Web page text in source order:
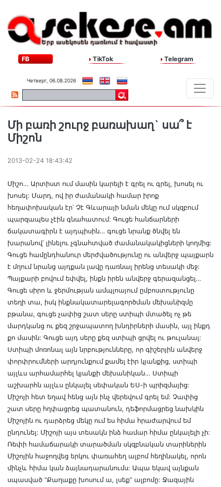
FB TikTok Telegram
Четверг, 06.08.2026
Մի բառի շուրջ բառախաղ` սա՞ է
Միշոն
2013-02-24 18:43:42
Միշո… Արտիստ ում մասին կարելի է գրել ու գրել, խոսել ու
խոսել: Մարդ, ով իր ժամանակի համար իրոք
հեղափոխական էր՝ Չէ Գևարայի նման մեկը ում սկզբում
պարզապես չէին գնահատում: Գուցե հանճարների
ճակատագիրն է այդպիսին… գուցե նրանք ծնվել են
խարանով՝ լինելու չգնահտված ժամանակակիցների կողմից:
Գուցե համընդհանուր մերժվածությունը ու անվերջ պայքարն
է մղում նրանց այդքան լավը դառնալ իրենց տեսակի մեջ:
Պայքարի բովում եփվել, ինքն իրեն անվերջ գերազանցել…
Գուցե սիրո և ջերմության ամպլոայում ըմբոստությունը
տեղի տա, իսկ ինքնակատարելագործման մեխանիզմը
բթանա, գուցե չափից շատ սերը ստիպի մտածել ոչ թե
մարդկանց ու քեզ շրջապատող խնդիրների մասին, այլ ինքդ
քո մասին: Գուցե այդ սերը քեզ ստիպի ցրվել ու թուլանալ:
Ստիպի մոռոնալ այն նրբությունները, որ գիշերյին անվերջ
փորփրումների արդյունքում քամել էիր կյանքից, ստիպի
այլևս արհամարհել կյանքի մեխանիկան… Ստիպի
աշխարհն այլևս ընկալել սեփական ԵՍ-ի պրիզմայից:
Միշոյի հետ եղավ հենց այն ինչ վերեվում գրել եմ: Չափից
շատ սերը հղփացրեց պատանուն, դեֆորմացրեց նախկին
Միշոյին ու դարձրեց մեկը ում ես հիմա հրաժարվում եմ
ընդունել: Միշոյի այս տեսակն ինձ համար հիմա ընկալելի չի:
Ռեփի համաճարակի տարածման սկզբնական տարիներին
Միշոյին հաջողվեց երկու փառահեղ ալբոմ հեղինակել, որոն
մինչև հիմա կան ձայնադարանումս: Ապա եկավ այնքան
սպասված “Քաղաքը խոսում ա, լսեք” ալբոմը: Ջազային